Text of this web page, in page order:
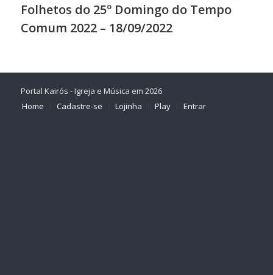
Folhetos do 25º Domingo do Tempo
Comum 2022 – 18/09/2022
Portal Kairós - Igreja e Música em 2026
Home
Cadastre-se Lojinha Play Entrar